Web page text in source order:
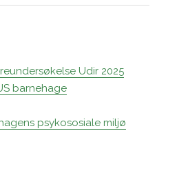
Udir 2025
barnehage
psykososiale miljø